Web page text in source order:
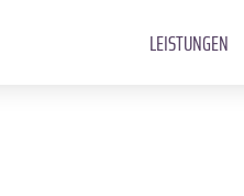
LEISTUNGEN